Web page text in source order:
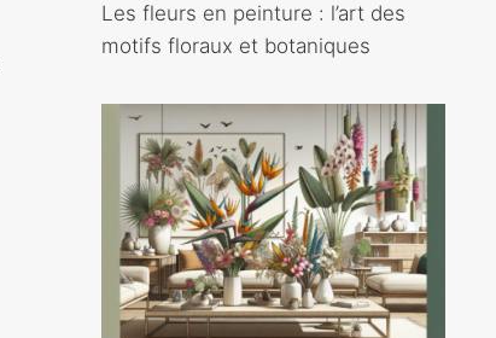
Les fleurs en peinture : l’art des
motifs floraux et botaniques